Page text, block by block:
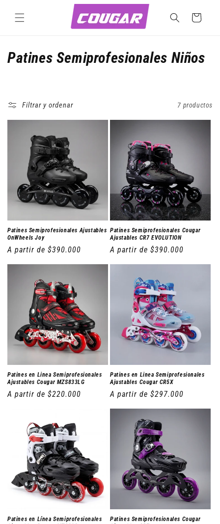
al contenido
Carrito
C
:
Patines Semiprofesionales Niños
Filtrar y ordenar 7 productos
Patines Semiprofesionales Ajustables
OnWheels Joy
Precio
A partir de $390.000
Patines Semiprofesionales Cougar
Ajustables CR7 EVOLUTION
Precio
A partir de $390.000
Patines en Linea Semiprofesionales
Ajustables Cougar MZS833LG
Precio
A partir de $220.000
Patines en Linea Semiprofesionales
Ajustables Cougar CR5X
Precio
A partir de $297.000
Patines en Línea Semiprofesionales
Patines Semiprofesionales Cougar